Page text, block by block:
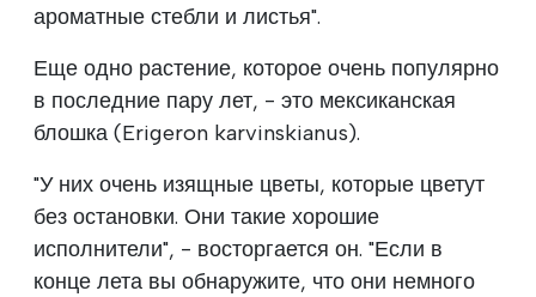
ароматные стебли и листья".
Еще одно растение, которое очень популярно
в последние пару лет, - это мексиканская
блошка (Erigeron karvinskianus).
"У них очень изящные цветы, которые цветут
без остановки. Они такие хорошие
исполнители", - восторгается он. "Если в
конце лета вы обнаружите, что они немного